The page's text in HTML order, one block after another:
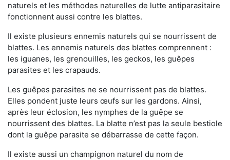
naturels et les méthodes naturelles de lutte antiparasitaire
fonctionnent aussi contre les blattes.
Il existe plusieurs ennemis naturels qui se nourrissent de
blattes. Les ennemis naturels des blattes comprennent :
les iguanes, les grenouilles, les geckos, les guêpes
parasites et les crapauds.
Les guêpes parasites ne se nourrissent pas de blattes.
Elles pondent juste leurs œufs sur les gardons. Ainsi,
après leur éclosion, les nymphes de la guêpe se
nourrissent des blattes. La blatte n’est pas la seule bestiole
dont la guêpe parasite se débarrasse de cette façon.
Il existe aussi un champignon naturel du nom de